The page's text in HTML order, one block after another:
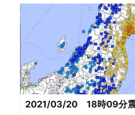
2021/03/20 18時09分震